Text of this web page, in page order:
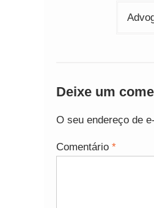
Deixe um
O seu endereço de
Comentário *